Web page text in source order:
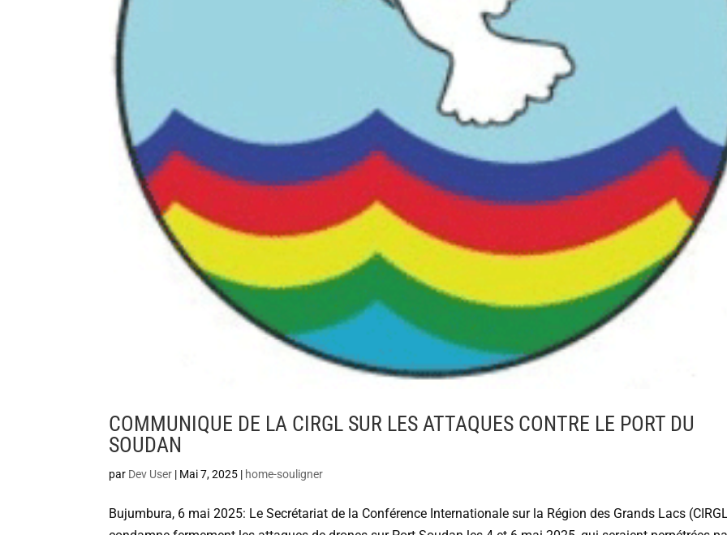
COMMUNIQUE DE LA CIRGL SUR LES ATTAQUES CONTRE LE PORT DU
SOUDAN
par Dev User | Mai 7, 2025 | home-souligner
Bujumbura, 6 mai 2025: Le Secrétariat de la Conférence Internationale sur la Région des Grands Lacs